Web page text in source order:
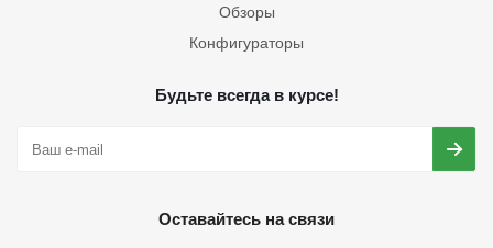
Обзоры
Конфигураторы
Будьте всегда в курсе!
Оставайтесь на связи